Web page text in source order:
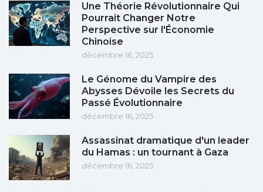
Une Théorie Révolutionnaire Qui
Pourrait Changer Notre
Perspective sur l'Économie
Chinoise
décembre 16, 2025
Le Génome du Vampire des
Abysses Dévoile les Secrets du
Passé Évolutionnaire
décembre 16, 2025
Assassinat dramatique d'un leader
du Hamas : un tournant à Gaza
décembre 16, 2025